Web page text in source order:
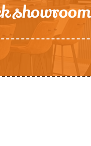
showroom